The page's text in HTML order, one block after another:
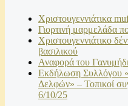
Χριστουγεννιάτικα
Γιορτινή μαρμελάδα
Χριστουγεννιάτικο
βασιλικού
Αναφορά του
Εκδήλωση Συλλόγου
Δελφών» – Τοπικοί
6/10/25